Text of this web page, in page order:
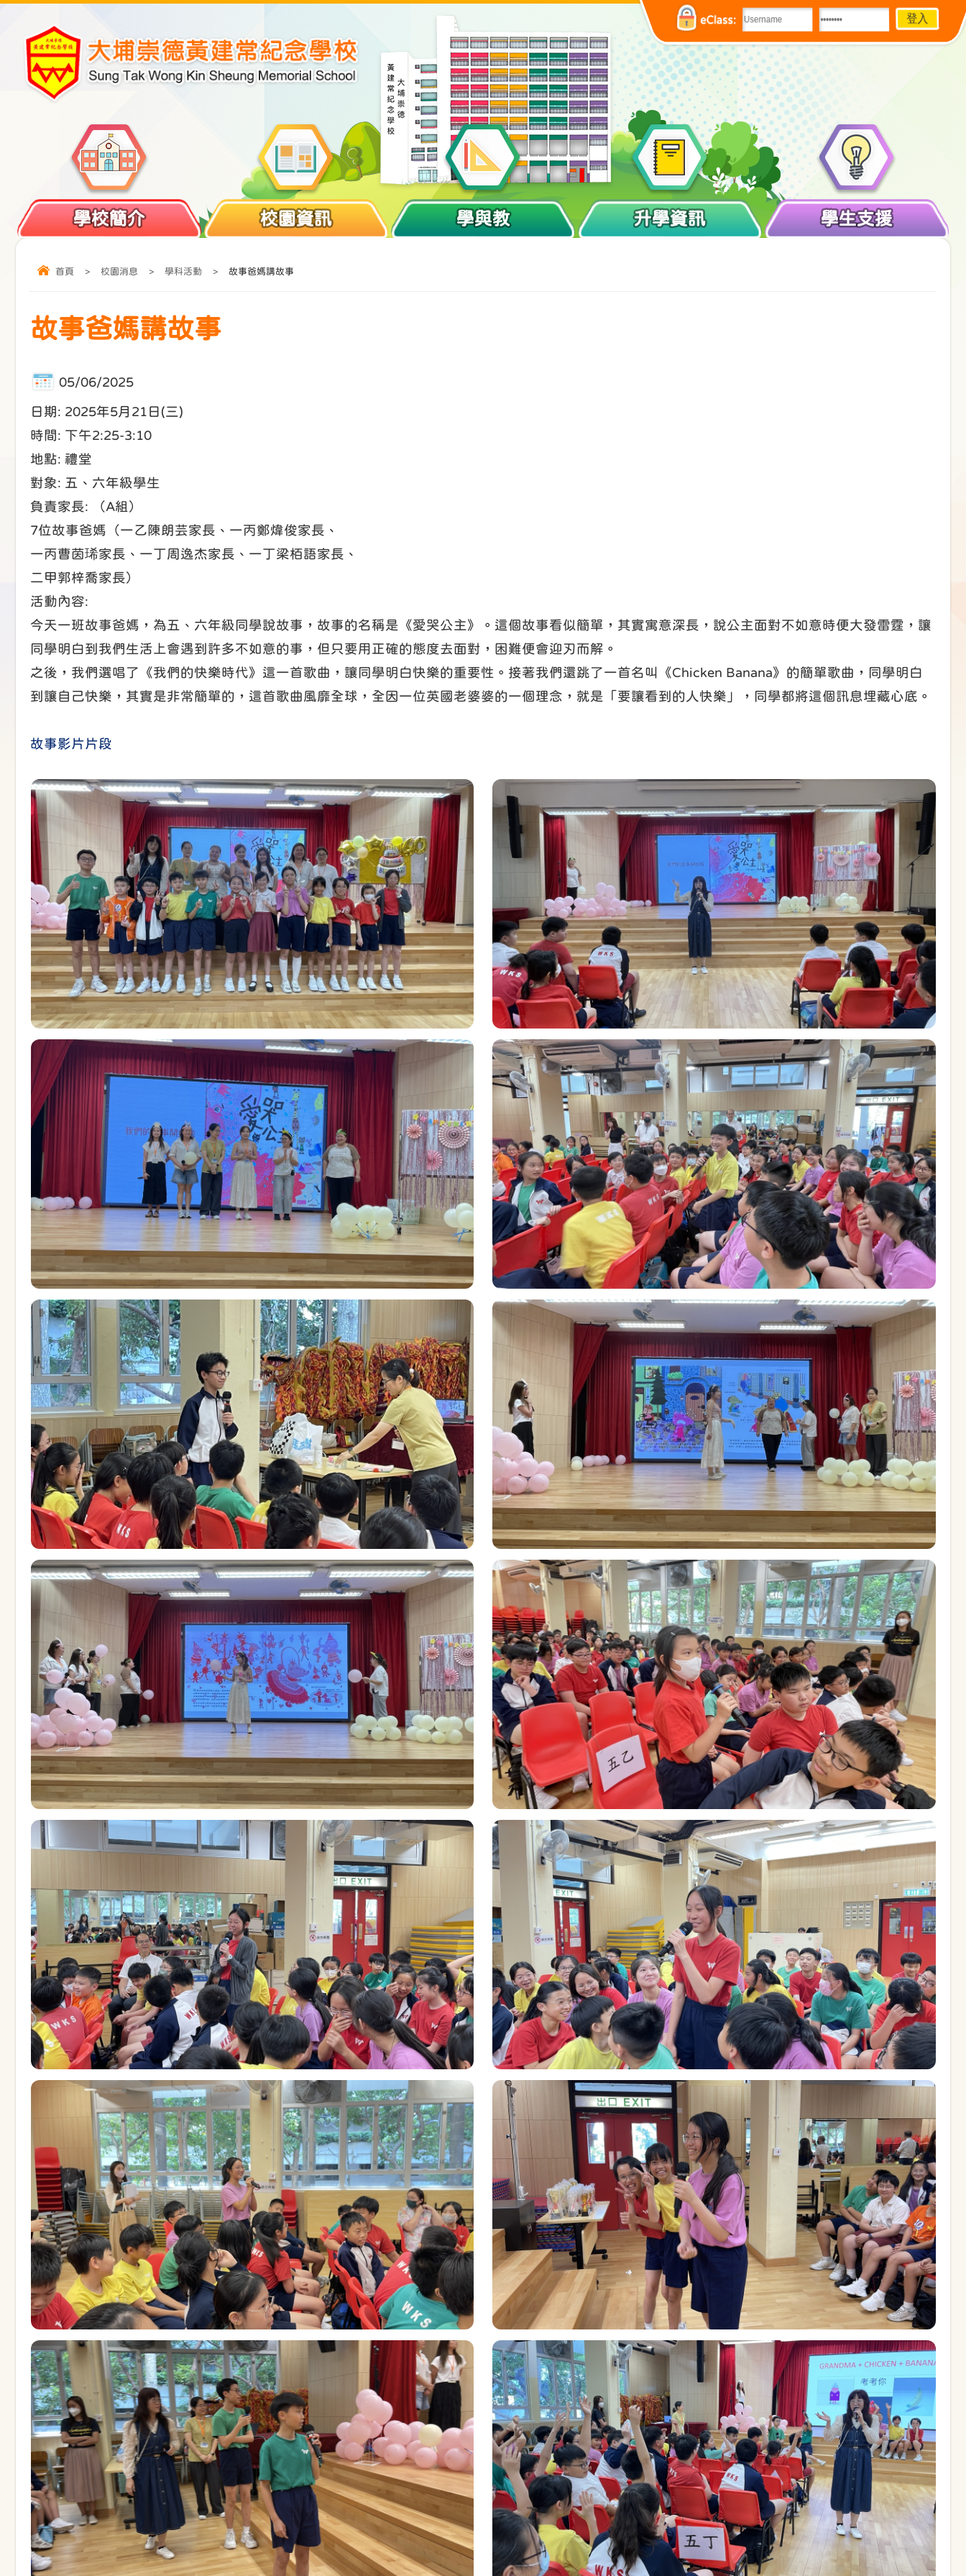
eClass:
學校簡介 校園資訊 學與教 升學資訊 學生支援
首頁 > 校園消息 > 學科活動 > 故事爸媽講故事
故事爸媽講故事
05/06/2025
日期: 2025年5月21日(三)
時間: 下午2:25-3:10
地點: 禮堂
對象: 五、六年級學生
負責家長: （A組）
7位故事爸媽（一乙陳朗芸家長、一丙鄭煒俊家長、
一丙曹茵琋家長、一丁周逸杰家長、一丁梁栢語家長、
二甲郭梓喬家長）
活動內容:
今天一班故事爸媽，為五、六年級同學說故事，故事的名稱是《愛哭公主》。這個故事看似簡單，其實寓意深長，說公主面對不如意時便大發雷霆，讓
同學明白到我們生活上會遇到許多不如意的事，但只要用正確的態度去面對，困難便會迎刃而解。
之後，我們選唱了《我們的快樂時代》這一首歌曲，讓同學明白快樂的重要性。接著我們還跳了一首名叫《Chicken Banana》的簡單歌曲，同學明白
到讓自己快樂，其實是非常簡單的，這首歌曲風靡全球，全因一位英國老婆婆的一個理念，就是「要讓看到的人快樂」，同學都將這個訊息埋藏心底。
故事影片片段